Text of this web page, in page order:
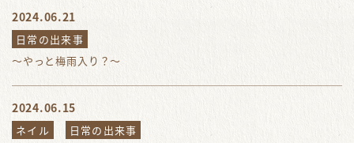
2024.06.21
日常の出来事
～やっと梅雨入り？～
2024.06.15
ネイル
日常の出来事